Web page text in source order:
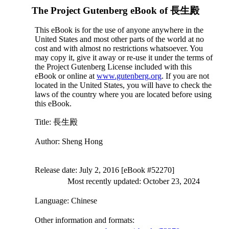
The Project Gutenberg eBook of長生殿
This eBook is for the use of anyone anywhere in the
United States and most other parts of the world at no
cost and with almost no restrictions whatsoever. You
may copy it, give it away or re-use it under the terms of
the Project Gutenberg License included with this
eBook or online at www.gutenberg.org. If you are not
located in the United States, you will have to check the
laws of the country where you are located before using
this eBook.
Title: 長生殿
Author: Sheng Hong
Release date: July 2, 2016 [eBook #52270]
Most recently updated: October 23, 2024
Language: Chinese
Other information and formats: